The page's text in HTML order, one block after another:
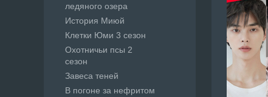
ледяного озера
История Миюй
Клетки Юми 3 сезон
Охотничьи псы 2
сезон
Завеса теней
В погоне за нефритом